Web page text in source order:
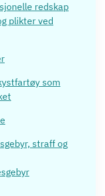
redskap
plikter ved
som
straff og